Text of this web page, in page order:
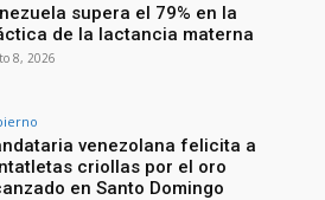
supera el 79% en la
de la lactancia materna
8, 2026
venezolana felicita a
criollas por el oro
en Santo Domingo